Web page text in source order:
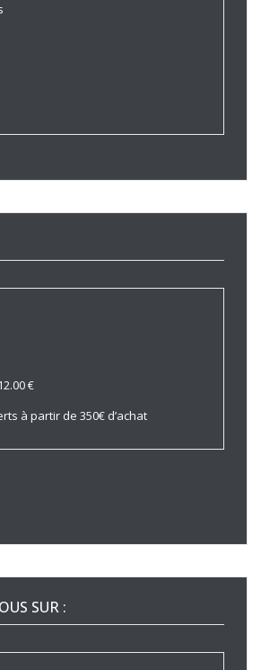
€
à partir de 350€ d’achat
SUR :